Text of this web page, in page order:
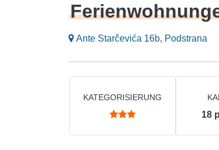
Ante Starčevića 16b, Podstrana
KATEGORISIERUNG
18